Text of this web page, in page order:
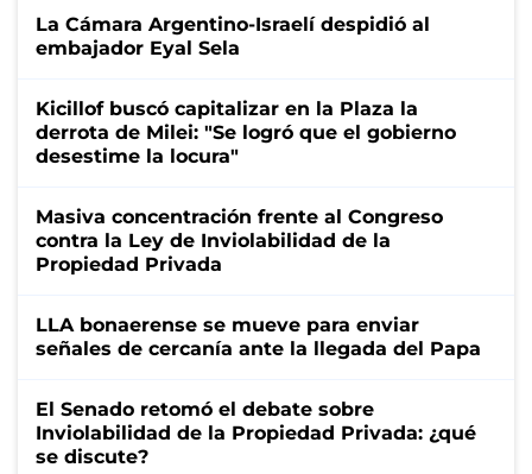
La Cámara Argentino-Israelí despidió al
embajador Eyal Sela
Kicillof buscó capitalizar en la Plaza la
derrota de Milei: "Se logró que el gobierno
desestime la locura"
Masiva concentración frente al Congreso
contra la Ley de Inviolabilidad de la
Propiedad Privada
LLA bonaerense se mueve para enviar
señales de cercanía ante la llegada del Papa
El Senado retomó el debate sobre
Inviolabilidad de la Propiedad Privada: ¿qué
se discute?